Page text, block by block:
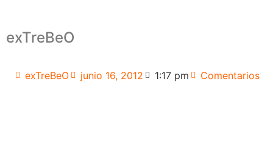
exTreBeO
exTreBeO junio 16, 2012 1:17 pm Comentarios